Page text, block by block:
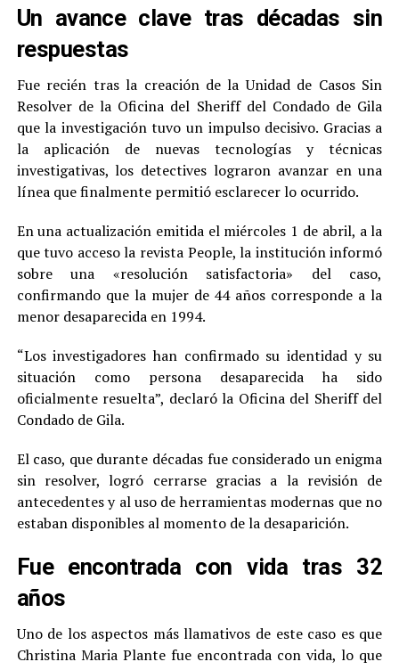
Un avance clave tras décadas sin
respuestas
Fue recién tras la creación de la Unidad de Casos Sin
Resolver de la Oficina del Sheriff del Condado de Gila
que la investigación tuvo un impulso decisivo. Gracias a
la aplicación de nuevas tecnologías y técnicas
investigativas, los detectives lograron avanzar en una
línea que finalmente permitió esclarecer lo ocurrido.
En una actualización emitida el miércoles 1 de abril, a la
que tuvo acceso la revista People, la institución informó
sobre una «resolución satisfactoria» del caso,
confirmando que la mujer de 44 años corresponde a la
menor desaparecida en 1994.
“Los investigadores han confirmado su identidad y su
situación como persona desaparecida ha sido
oficialmente resuelta”, declaró la Oficina del Sheriff del
Condado de Gila.
El caso, que durante décadas fue considerado un enigma
sin resolver, logró cerrarse gracias a la revisión de
antecedentes y al uso de herramientas modernas que no
estaban disponibles al momento de la desaparición.
Fue encontrada con vida tras 32
años
Uno de los aspectos más llamativos de este caso es que
Christina Maria Plante fue encontrada con vida, lo que